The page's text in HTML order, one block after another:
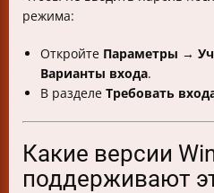
режима:
Откройте Параметры →
Варианты входа.
В разделе Требовать
Какие версии
поддерживают